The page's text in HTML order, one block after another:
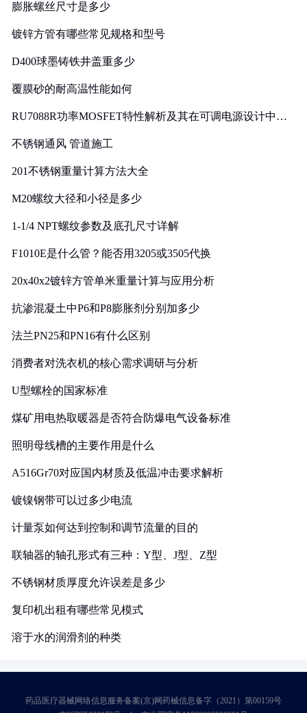
膨胀螺丝尺寸是多少
镀锌方管有哪些常见规格和型号
D400球墨铸铁井盖重多少
覆膜砂的耐高温性能如何
RU7088R功率MOSFET特性解析及其在可调电源设计中的
不锈钢通风 管道施工
201不锈钢重量计算方法大全
M20螺纹大径和小径是多少
1-1/4 NPT螺纹参数及底孔尺寸详解
F1010E是什么管？能否用3205或3505代换
20x40x2镀锌方管单米重量计算与应用分析
抗渗混凝土中P6和P8膨胀剂分别加多少
法兰PN25和PN16有什么区别
消费者对洗衣机的核心需求调研与分析
U型螺栓的国家标准
煤矿用电热取暖器是否符合防爆电气设备标准
照明母线槽的主要作用是什么
A516Gr70对应国内材质及低温冲击要求解析
镀镍钢带可以过多少电流
计量泵如何达到控制和调节流量的目的
联轴器的轴孔形式有三种：Y型、J型、Z型
不锈钢材质厚度允许误差是多少
复印机出租有哪些常见模式
溶于水的润滑剂的种类
药品医疗器械网络信息服务备案(京)网药械信息备字（2021）第00159号